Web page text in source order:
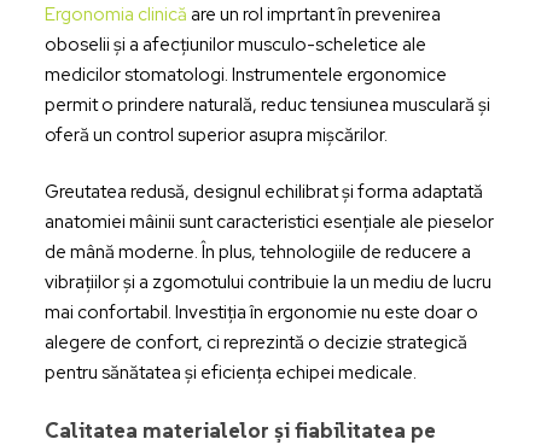
Ergonomia clinică are un rol imprtant în prevenirea
oboselii și a afecțiunilor musculo-scheletice ale
medicilor stomatologi. Instrumentele ergonomice
permit o prindere naturală, reduc tensiunea musculară și
oferă un control superior asupra mișcărilor.
Greutatea redusă, designul echilibrat și forma adaptată
anatomiei mâinii sunt caracteristici esențiale ale pieselor
de mână moderne. În plus, tehnologiile de reducere a
vibrațiilor și a zgomotului contribuie la un mediu de lucru
mai confortabil. Investiția în ergonomie nu este doar o
alegere de confort, ci reprezintă o decizie strategică
pentru sănătatea și eficiența echipei medicale.
Calitatea materialelor și fiabilitatea pe